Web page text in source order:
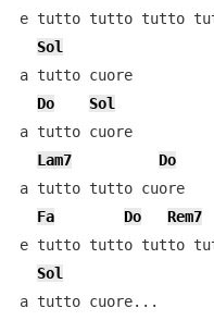
e tutto tutto tutto
Sol
a tutto cuore
Do
Sol
a tutto cuore
Lam7
Do
a tutto tutto cuore
Fa
Do
Rem7
e tutto tutto tutto
Sol
a tutto cuore...